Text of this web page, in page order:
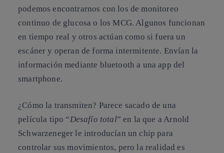
podemos encontrarnos con los demonitoreo
continuo de glucosa o los MCG. Algunos funcionan
en tiempo real y otros actúan como si fuera un
escáner y operan de forma intermitente. Envían la
información mediante bluetooth a una app del
smartphone.
¿Cómo la transmiten? Parece sacado de una
película tipo “Desafío total” en la que a Arnold
Schwarzeneger le introducían un chip para
controlar sus movimientos, pero la realidad es